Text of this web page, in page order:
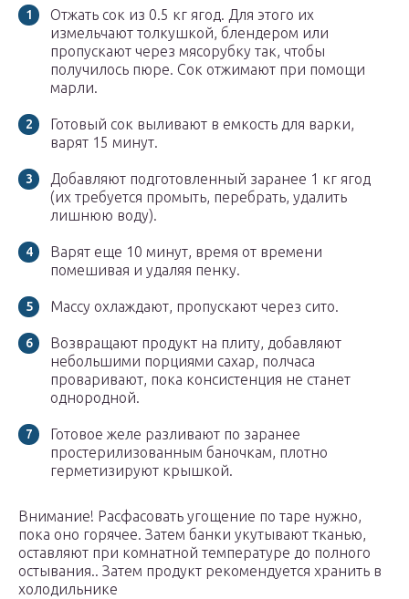
Отжать сок из 0.5 кг ягод. Для этого их
измельчают толкушкой, блендером или
пропускают через мясорубку так, чтобы
получилось пюре. Сок отжимают при помощи
марли.
Готовый сок выливают в емкость для варки,
варят 15 минут.
Добавляют подготовленный заранее 1 кг ягод
(их требуется промыть, перебрать, удалить
лишнюю воду).
Варят еще 10 минут, время от времени
помешивая и удаляя пенку.
Массу охлаждают, пропускают через сито.
Возвращают продукт на плиту, добавляют
небольшими порциями сахар, полчаса
проваривают, пока консистенция не станет
однородной.
Готовое желе разливают по заранее
простерилизованным баночкам, плотно
герметизируют крышкой.
Внимание! Расфасовать угощение по таре нужно,
пока оно горячее. Затем банки укутывают тканью,
оставляют при комнатной температуре до полного
остывания.. Затем продукт рекомендуется хранить в
холодильнике